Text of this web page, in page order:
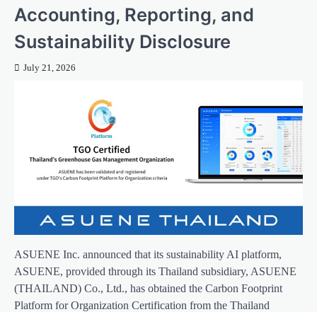
Accounting, Reporting, and
Sustainability Disclosure
July 21, 2026
ASUENE Inc. announced that its sustainability AI platform,
ASUENE, provided through its Thailand subsidiary, ASUENE
(THAILAND) Co., Ltd., has obtained the Carbon Footprint
Platform for Organization Certification from the Thailand